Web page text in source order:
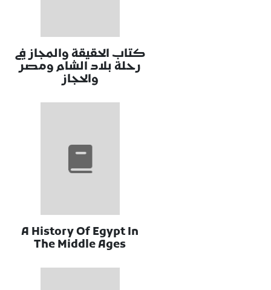
كتاب الحقيقة والمجاز في
رحلة بلاد الشام ومصر
والحجاز
A History Of Egypt In
The Middle Ages